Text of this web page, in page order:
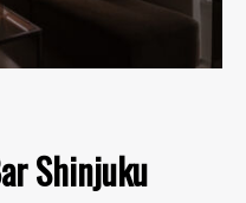
Shinjuku